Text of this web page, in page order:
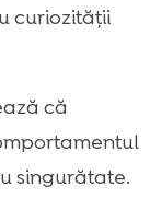
curiozității
că
singurătate.